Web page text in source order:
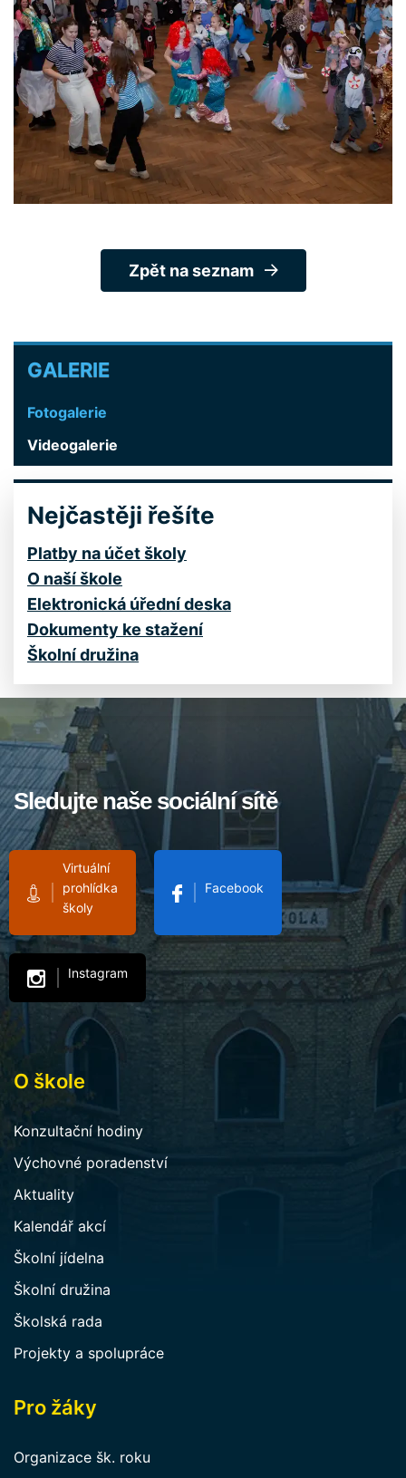
GALERIE
GALERIE
Fotogalerie
Videogalerie
Nejčastěji řešíte
Platby na účet školy
O naší škole
Elektronická úřední deska
Dokumenty ke stažení
Školní družina
Zpět na seznam
Sledujte naše sociální sítě
Virtuální
prohlídka
školy
Facebook
Instagram
O škole
Konzultační hodiny
Výchovné poradenství
Aktuality
Kalendář akcí
Školní jídelna
Školní družina
Školská rada
Projekty a spolupráce
Pro žáky
Organizace šk. roku